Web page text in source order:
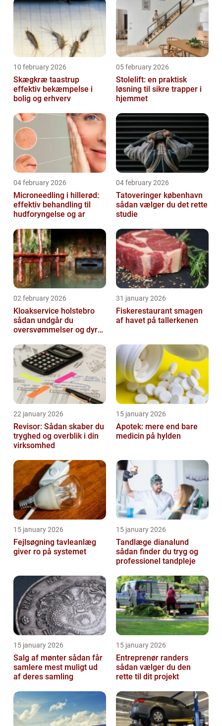
10 february 2026
Skægkræ taastrup
effektiv bekæmpelse i
bolig og erhverv
05 february 2026
Stolelift: en praktisk
løsning til sikre trapper i
hjemmet
04 february 2026
Microneedling i hillerød:
effektiv behandling til
hudforyngelse og ar
04 february 2026
Tatoveringer københavn
sådan vælger du det rette
studie
02 february 2026
Kloakservice holstebro
sådan undgår du
oversvømmelser og dyre
31 january 2026
Fiskerestaurant smagen
af havet på tallerkenen
22 january 2026
Revisor: Sådan skaber du
tryghed og overblik i din
virksomhed
15 january 2026
Apotek: mere end bare
medicin på hylden
15 january 2026
Fejlsøgning tavleanlæg
giver ro på systemet
15 january 2026
Tandlæge dianalund
sådan finder du tryg og
professionel tandpleje
15 january 2026
Salg af mønter sådan får
samlere mest muligt ud
af deres samling
15 january 2026
Entreprenør randers
sådan vælger du den
rette til dit projekt